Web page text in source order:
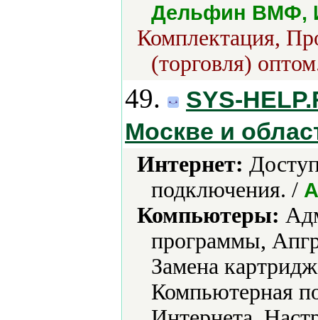
Дельфин ВМФ,
Комплектация,
(торговля)
49.
SYS-
Москве и
Интернет:
подключения. /
Компьютеры:
программы,
Замена
Компьютерная